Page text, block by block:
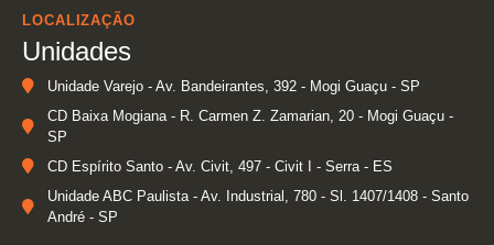
LOCALIZAÇÃO
Unidades
Unidade Varejo - Av. Bandeirantes, 392 - Mogi Guaçu - SP
CD Baixa Mogiana - R. Carmen Z. Zamarian, 20 - Mogi Guaçu -
SP
CD Espírito Santo - Av. Civit, 497 - Civit I - Serra - ES
Unidade ABC Paulista - Av. Industrial, 780 - Sl. 1407/1408 - Santo
André - SP